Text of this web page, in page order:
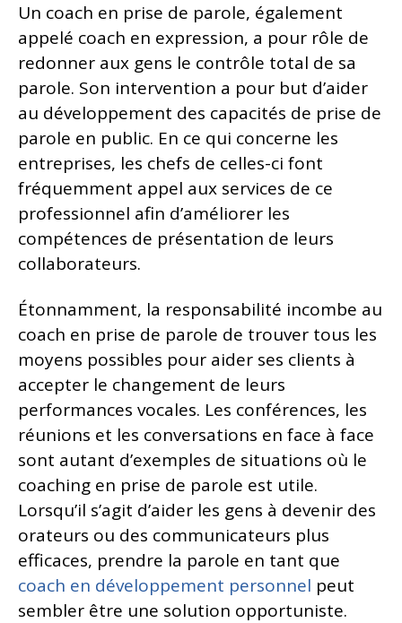
Un coach en prise de parole, également
appelé coach en expression, a pour rôle de
redonner aux gens le contrôle total de sa
parole. Son intervention a pour but d’aider
au développement des capacités de prise de
parole en public. En ce qui concerne les
entreprises, les chefs de celles-ci font
fréquemment appel aux services de ce
professionnel afin d’améliorer les
compétences de présentation de leurs
collaborateurs.
Étonnamment, la responsabilité incombe au
coach en prise de parole de trouver tous les
moyens possibles pour aider ses clients à
accepter le changement de leurs
performances vocales. Les conférences, les
réunions et les conversations en face à face
sont autant d’exemples de situations où le
coaching en prise de parole est utile.
Lorsqu’il s’agit d’aider les gens à devenir des
orateurs ou des communicateurs plus
efficaces, prendre la parole en tant que
coach en développement personnel peut
sembler être une solution opportuniste.